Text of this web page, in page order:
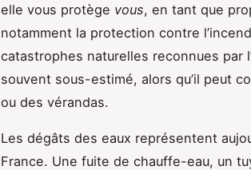
elle vous protège vous, en tant que
notamment la protection contre
catastrophes naturelles reconnues par
souvent sous-estimé, alors qu’il peut
ou des vérandas.
Les dégâts des eaux représentent
France. Une fuite de chauffe-eau, un